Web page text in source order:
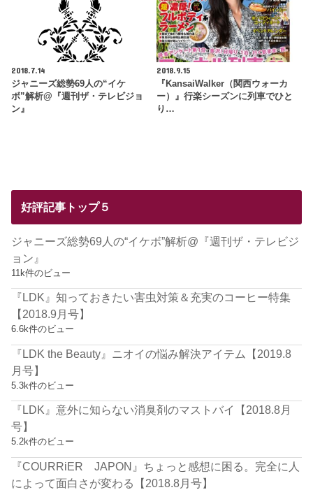
2018.7.14
ジャニーズ総勢69人の“イケ
ボ”解析@『週刊ザ・テレビジョ
ン』
2018.9.15
『KansaiWalker（関西ウォーカ
ー）』行楽シーズンに列車でひと
り…
好評記事トップ５
ジャニーズ総勢69人の“イケボ”解析@『週刊ザ・テレビジ
ョン』
11k件のビュー
『LDK』知っておきたい害虫対策＆充実のコーヒー特集
【2018.9月号】
6.6k件のビュー
『LDK the Beauty』ニオイの悩み解決アイテム【2019.8
月号】
5.3k件のビュー
『LDK』意外に知らない消臭剤のマストバイ【2018.8月
号】
5.2k件のビュー
『COURRiER JAPON』ちょっと感想に困る。完全に人
によって面白さが変わる【2018.8月号】